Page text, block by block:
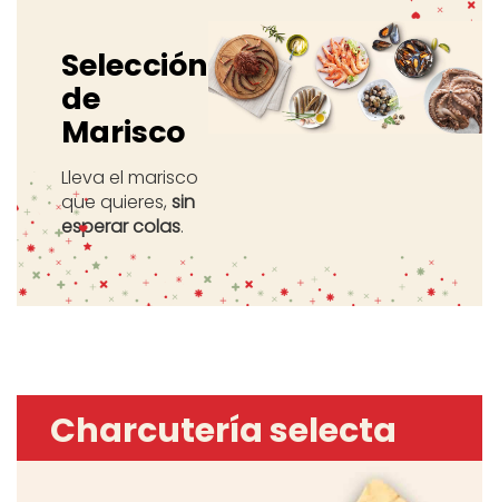
Selección
de
Marisco
Lleva el marisco
que quieres, sin
esperar colas.
Charcutería selecta